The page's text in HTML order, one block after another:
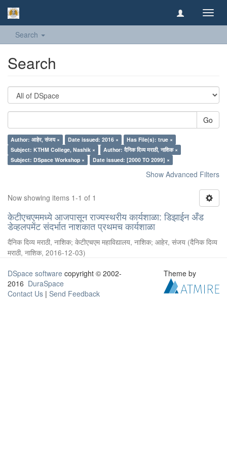
Search
Search
Go
Author: आहेर, संजय × Date issued: 2016 ×
Has File(s): true ×
Subject: KTHM College, Nashik ×
Author: दैनिक दिव्य मराठी, नाशिक ×
Subject: DSpace Workshop ×
Date issued: [2000 TO 2099] ×
Show Advanced Filters
Now showing items 1-1 of 1
केटीएचएममध्ये आजपासून राज्यस्थरीय कार्यशाळा: डिझाईन अँड
डेव्हलपमेंट संदर्भात नाशकात प्रथमच कार्यशाळा
दैनिक दिव्य मराठी, नाशिक; केटीएचएम महाविद्यालय, नाशिक; आहेर, संजय (दैनिक दिव्य
मराठी, नाशिक, 2016-12-03)
DSpace software copyright © 2002-
2016 DuraSpace
Contact Us | Send Feedback
Theme by